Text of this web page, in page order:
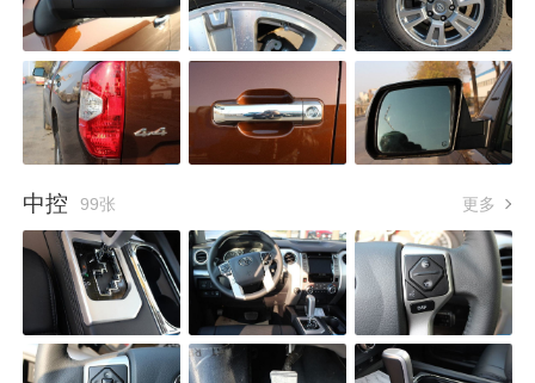
中控 99张 更多